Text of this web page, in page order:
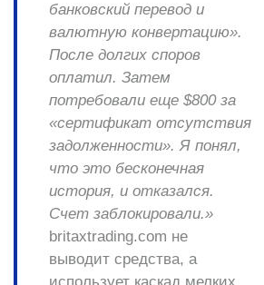
банковский перевод и
валютную конвертацию».
После долгих споров
оплатил. Затем
потребовали еще $800 за
«сертификат отсутствия
задолженности». Я понял,
что это бесконечная
история, и отказался.
Счет заблокировали.»
britaxtrading.com не
выводит средства, а